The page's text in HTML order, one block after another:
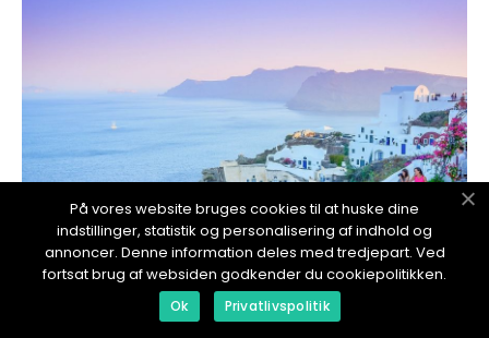
På vores website bruges cookies til at huske dine
indstillinger, statistik og personalisering af indhold og
annoncer. Denne information deles med tredjepart. Ved
fortsat brug af websiden godkender du cookiepolitikken.
Ok Privatlivspolitik